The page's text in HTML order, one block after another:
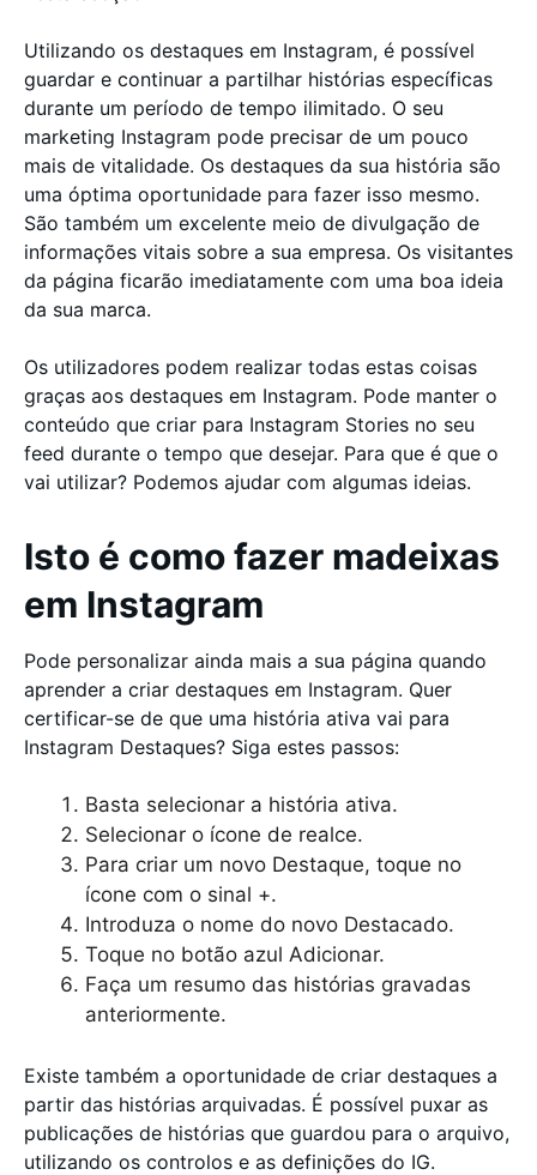
Utilizando os destaques em Instagram, é possível
guardar e continuar a partilhar histórias específicas
durante um período de tempo ilimitado. O seu
marketing Instagram pode precisar de um pouco
mais de vitalidade. Os destaques da sua história são
uma óptima oportunidade para fazer isso mesmo.
São também um excelente meio de divulgação de
informações vitais sobre a sua empresa. Os visitantes
da página ficarão imediatamente com uma boa ideia
da sua marca.
Os utilizadores podem realizar todas estas coisas
graças aos destaques em Instagram. Pode manter o
conteúdo que criar para Instagram Stories no seu
feed durante o tempo que desejar. Para que é que o
vai utilizar? Podemos ajudar com algumas ideias.
Isto é como fazer madeixas
em Instagram
Pode personalizar ainda mais a sua página quando
aprender a criar destaques em Instagram. Quer
certificar-se de que uma história ativa vai para
Instagram Destaques? Siga estes passos:
Basta selecionar a história ativa.
Selecionar o ícone de realce.
Para criar um novo Destaque, toque no
ícone com o sinal +.
Introduza o nome do novo Destacado.
Toque no botão azul Adicionar.
Faça um resumo das histórias gravadas
anteriormente.
Existe também a oportunidade de criar destaques a
partir das histórias arquivadas. É possível puxar as
publicações de histórias que guardou para o arquivo,
utilizando os controlos e as definições do IG.